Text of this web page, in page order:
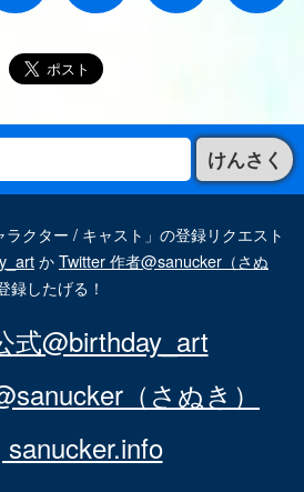
けんさく
クター / キャスト」の登録リクエスト
かTwitter 作者@sanucker（さぬ
録したげる！
式@birthday_art
（さぬき）
sanucker.info